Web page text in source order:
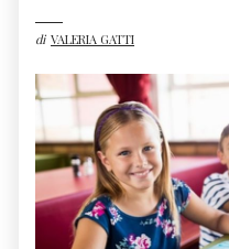
di VALERIA GATTI